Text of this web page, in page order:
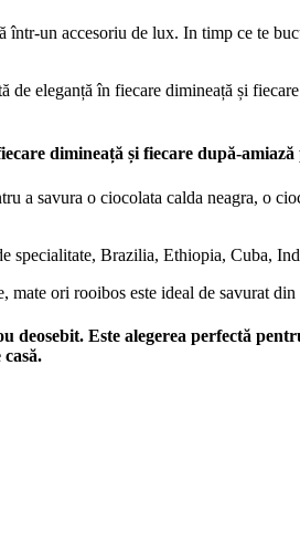
un accesoriu de lux. In timp ce te
eleganță în fiecare dimineață și
dimineață și fiecare după-
a savura o ciocolata calda neagra, o
specialitate, Brazilia, Ethiopia, Cuba,
ori rooibos este ideal de savurat din
deosebit. Este alegerea perfectă